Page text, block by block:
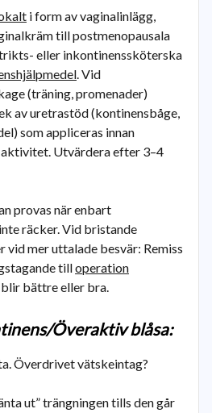
i form av vaginalinlägg,
till postmenopausala
eller inkontinenssköterska
. Vid
(träning, promenader)
av uretrastöd (kontinensbåge,
som appliceras innan
Utvärdera efter 3–4
provas när enbart
räcker. Vid bristande
vid mer uttalade besvär: Remiss
tilloperation
bättre eller bra.
Överaktiv blåsa:
Överdrivet vätskeintag?
ut” trängningen tills den går